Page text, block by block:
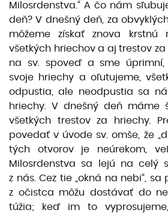
Milosrdenstva.“ A čo nám
deň? V dnešný deň, za
môžeme získať znova krstnú
všetkých hriechov a aj trestov
na sv. spoveď a sme úprimní,
svoje hriechy a oľutujeme,
odpustia, ale neodpustia sa
hriechy. V dnešný deň máme
všetkých trestov za hriechy.
povedať v úvode sv. omše, že
tých otvorov je neúrekom,
Milosrdenstva sa lejú na celý
z nás. Cez tie „okná na nebi“,
z očistca môžu dostávať do
túžia; keď im to